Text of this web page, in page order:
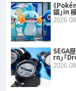
《
鎮」in
SEGA
rn」「